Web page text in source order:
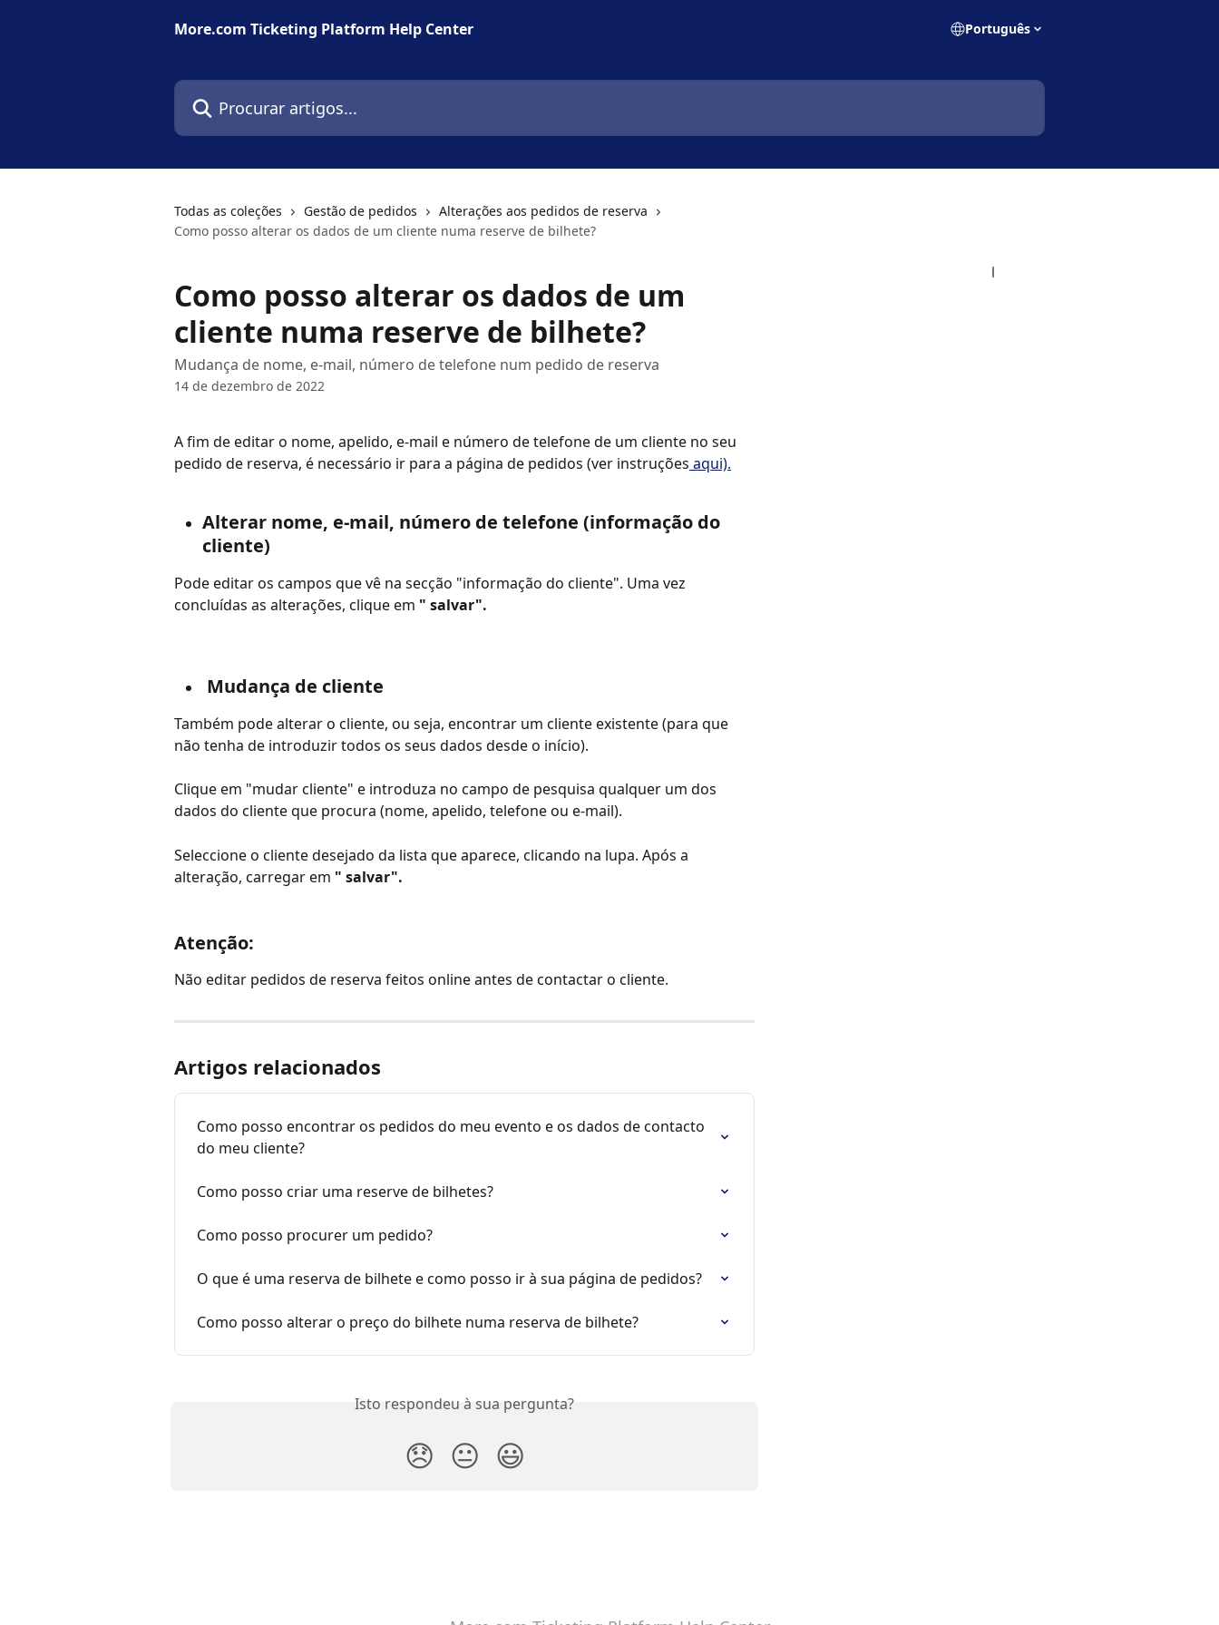
More.com Ticketing Platform Help Center
Português
Procurar artigos...
Todas as coleções Gestão de pedidos
Alterações aos pedidos de reserva
Como posso alterar os dados de um cliente numa reserve de bilhete?
Como posso alterar os dados de um
cliente numa reserve de bilhete?
Mudança de nome, e-mail, número de telefone num pedido de reserva
14 de dezembro de 2022
A fim de editar o nome, apelido, e-mail e número de telefone de um cliente no seu
pedido de reserva, é necessário ir para a página de pedidos (ver instruções aqui).
Alterar nome, e-mail, número de telefone (informação do
cliente)
Pode editar os campos que vê na secção "informação do cliente". Uma vez
concluídas as alterações, clique em " salvar".
Mudança de cliente
Também pode alterar o cliente, ou seja, encontrar um cliente existente (para que
não tenha de introduzir todos os seus dados desde o início).
Clique em "mudar cliente" e introduza no campo de pesquisa qualquer um dos
dados do cliente que procura (nome, apelido, telefone ou e-mail).
Seleccione o cliente desejado da lista que aparece, clicando na lupa. Após a
alteração, carregar em " salvar".
Atenção:
Não editar pedidos de reserva feitos online antes de contactar o cliente.
Artigos relacionados
Como posso encontrar os pedidos do meu evento e os dados de contacto
do meu cliente?
Como posso criar uma reserve de bilhetes?
Como posso procurer um pedido?
O que é uma reserva de bilhete e como posso ir à sua página de pedidos?
Como posso alterar o preço do bilhete numa reserva de bilhete?
Isto respondeu à sua pergunta?
😞 😐 😃